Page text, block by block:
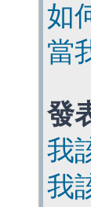
如
當
發
我
我